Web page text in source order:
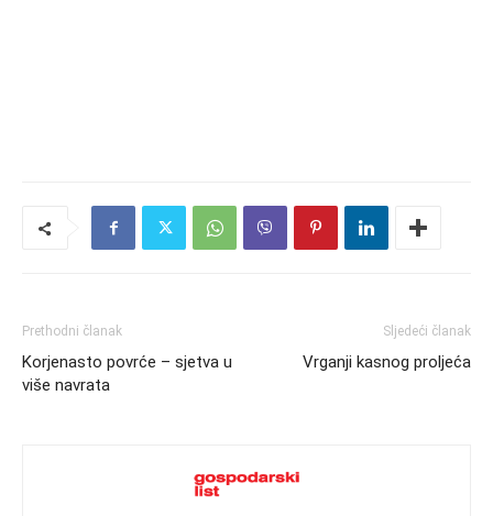
Prethodni članak
Korjenasto povrće – sjetva u
više navrata
Sljedeći članak
Vrganji kasnog proljeća